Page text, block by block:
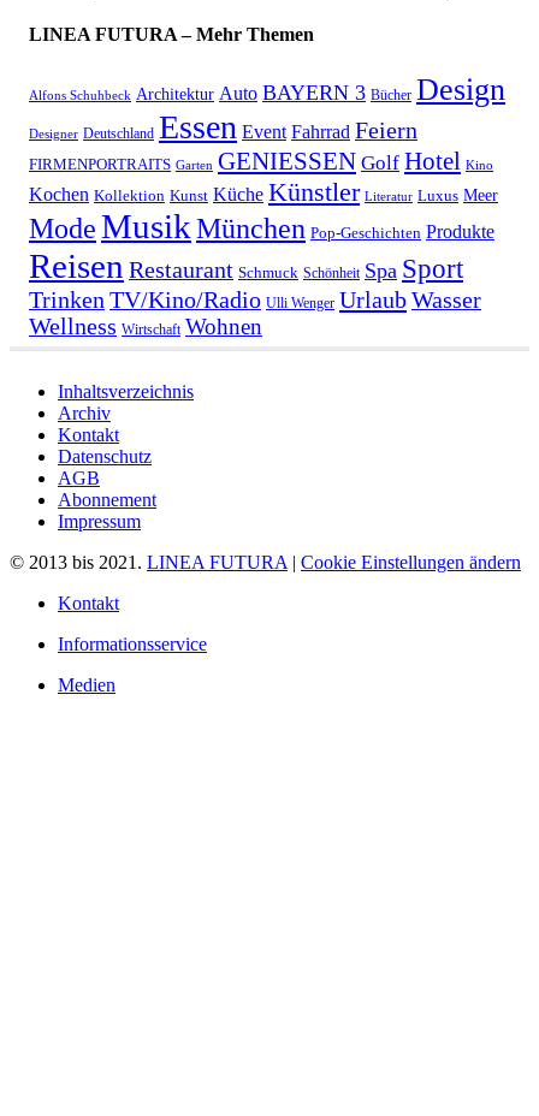
LINEA FUTURA – Mehr Themen
Alfons Schuhbeck Architektur Auto BAYERN 3 Bücher Design
Designer Deutschland Essen Event Fahrrad Feiern
FIRMENPORTRAITS Garten GENIESSEN Golf Hotel Kino
Kochen Kollektion Kunst Küche Künstler Literatur Luxus Meer
ModeMusikMünchen Pop-Geschichten Produkte
Reisen Restaurant Schmuck Schönheit Spa Sport
Trinken TV/Kino/Radio Ulli Wenger UrlaubWasser
Wellness Wirtschaft Wohnen
Inhaltsverzeichnis
Archiv
Kontakt
Datenschutz
AGB
Abonnement
Impressum
© 2013 bis 2021. LINEA FUTURA | Cookie Einstellungen ändern
Kontakt
Informationsservice
Medien